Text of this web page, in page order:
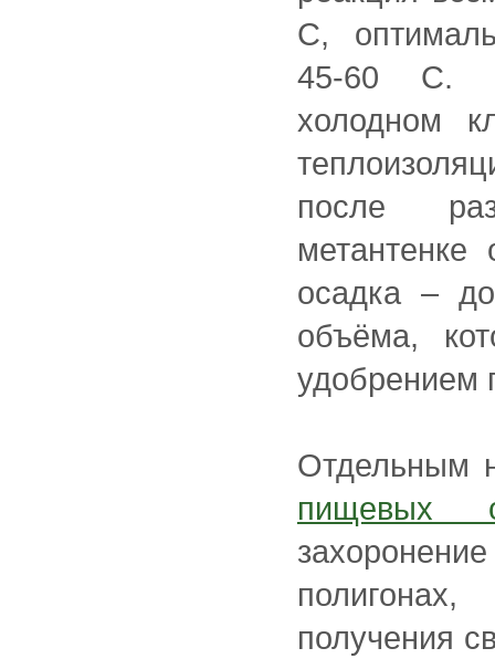
С,
45-60 С.
холодном
после
метантенке
осадка –
объёма,
удобрением
Отдельным
пищевых
получения